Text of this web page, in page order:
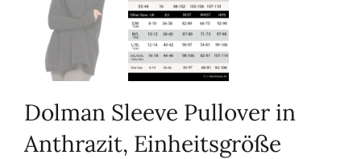
Dolman Sleeve Pullover in
Anthrazit, Einheitsgröße